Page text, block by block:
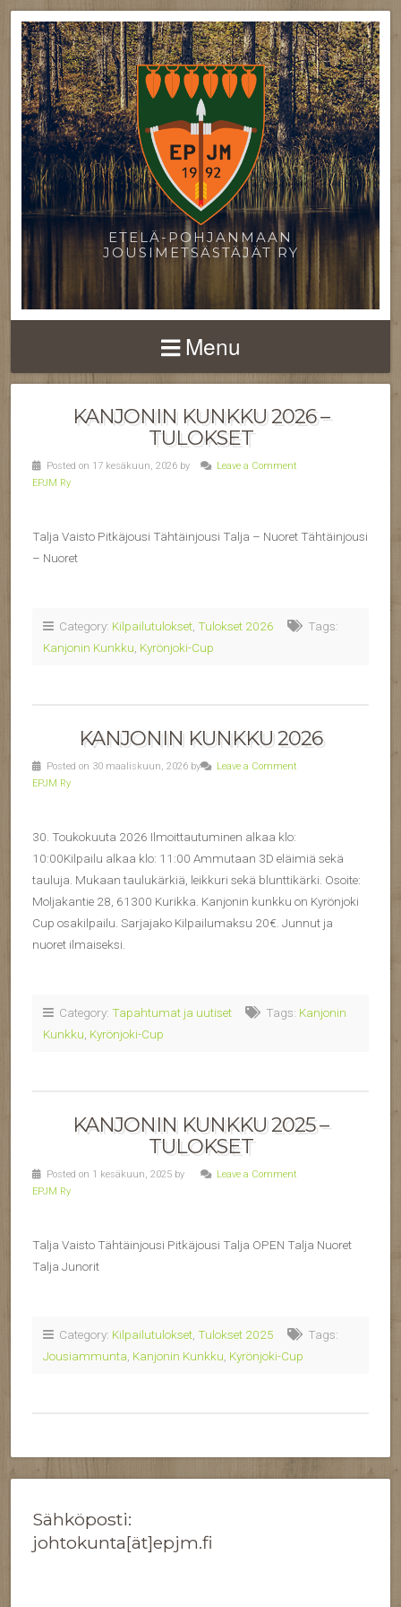
ETELÄ-POHJANMAAN
JOUSIMETSÄSTÄJÄT RY
Menu
KANJONIN KUNKKU 2026 –
TULOKSET
Posted on 17 kesäkuun, 2026 by
EPJM Ry
Leave a Comment
Talja Vaisto Pitkäjousi Tähtäinjousi Talja – Nuoret Tähtäinjousi
– Nuoret
Category: Kilpailutulokset Tulokset 2026
Tags:
Kanjonin Kunkku Kyrönjoki-Cup
KANJONIN KUNKKU 2026
Posted on 30 maaliskuun, 2026 by
EPJM Ry
Leave a Comment
30. Toukokuuta 2026 Ilmoittautuminen alkaa klo:
10:00Kilpailu alkaa klo: 11:00 Ammutaan 3D eläimiä sekä
tauluja. Mukaan taulukärkiä, leikkuri sekä blunttikärki. Osoite:
Moljakantie 28, 61300 Kurikka. Kanjonin kunkku on Kyrönjoki
Cup osakilpailu. Sarjajako Kilpailumaksu 20€. Junnut ja
nuoret ilmaiseksi.
Category: Tapahtumat ja uutiset Tags: Kanjonin
Kunkku Kyrönjoki-Cup
KANJONIN KUNKKU 2025 –
TULOKSET
Posted on 1 kesäkuun, 2025 by
EPJM Ry
Leave a Comment
Talja Vaisto Tähtäinjousi Pitkäjousi Talja OPEN Talja Nuoret
Talja Junorit
Category: Kilpailutulokset Tulokset 2025
Tags:
Jousiammunta Kanjonin Kunkku Kyrönjoki-Cup
Sähköposti:
johtokunta[ät]epjm.fi